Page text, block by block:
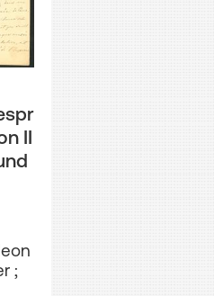
II
;